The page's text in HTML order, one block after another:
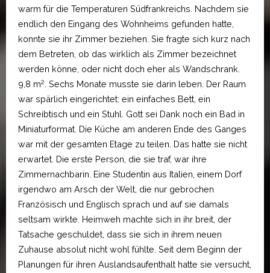
warm für die Temperaturen Südfrankreichs. Nachdem sie
endlich den Eingang des Wohnheims gefunden hatte,
konnte sie ihr Zimmer beziehen. Sie fragte sich kurz nach
dem Betreten, ob das wirklich als Zimmer bezeichnet
werden könne, oder nicht doch eher als Wandschrank.
9,8 m2
. Sechs Monate musste sie darin leben. Der Raum
war spärlich eingerichtet: ein einfaches Bett, ein
Schreibtisch und ein Stuhl. Gott sei Dank noch ein Bad in
Miniaturformat. Die Küche am anderen Ende des Ganges
war mit der gesamten Etage zu teilen. Das hatte sie nicht
erwartet. Die erste Person, die sie traf, war ihre
Zimmernachbarin. Eine Studentin aus Italien, einem Dorf
irgendwo am Arsch der Welt, die nur gebrochen
Französisch und Englisch sprach und auf sie damals
seltsam wirkte. Heimweh machte sich in ihr breit, der
Tatsache geschuldet, dass sie sich in ihrem neuen
Zuhause absolut nicht wohl fühlte. Seit dem Beginn der
Planungen für ihren Auslandsaufenthalt hatte sie versucht,